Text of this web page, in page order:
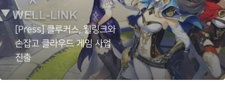
News
[Press] 클루커스, 웰링크와
손잡고 클라우드 게임 사업
진출